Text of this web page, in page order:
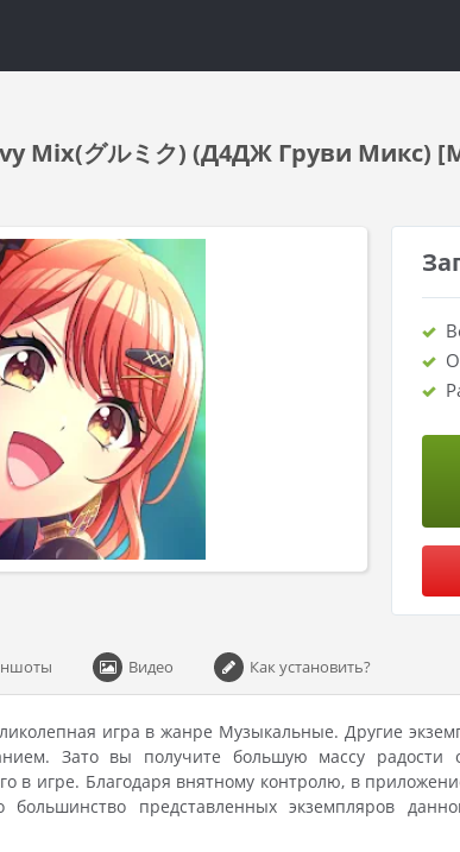
Mix(グルミク) (Д4ДЖ Груви
Видео Как установить?
игра в жанре Музыкальные. Другие
Зато вы получите большую массу радости
в игре. Благодаря внятному контролю, в
представленных экземпляров